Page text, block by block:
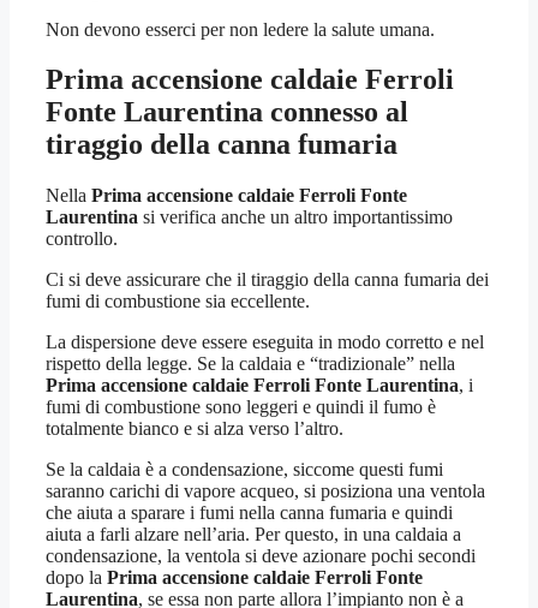
Non devono esserci per non ledere la salute umana.
Prima accensione caldaie Ferroli
Fonte Laurentina connesso al
tiraggio della canna fumaria
Nella Prima accensione caldaie Ferroli Fonte
Laurentina si verifica anche un altro importantissimo
controllo.
Ci si deve assicurare che il tiraggio della canna fumaria dei
fumi di combustione sia eccellente.
La dispersione deve essere eseguita in modo corretto e nel
rispetto della legge. Se la caldaia e “tradizionale” nella
Prima accensione caldaie Ferroli Fonte Laurentina, i
fumi di combustione sono leggeri e quindi il fumo è
totalmente bianco e si alza verso l’altro.
Se la caldaia è a condensazione, siccome questi fumi
saranno carichi di vapore acqueo, si posiziona una ventola
che aiuta a sparare i fumi nella canna fumaria e quindi
aiuta a farli alzare nell’aria. Per questo, in una caldaia a
condensazione, la ventola si deve azionare pochi secondi
dopo la Prima accensione caldaie Ferroli Fonte
Laurentina, se essa non parte allora l’impianto non è a